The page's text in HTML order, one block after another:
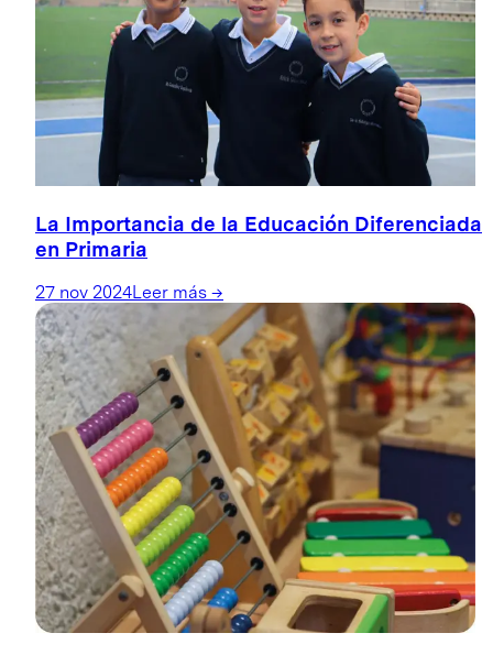
La Importancia de la Educación Diferenciada
en Primaria
27 nov 2024Leer más →